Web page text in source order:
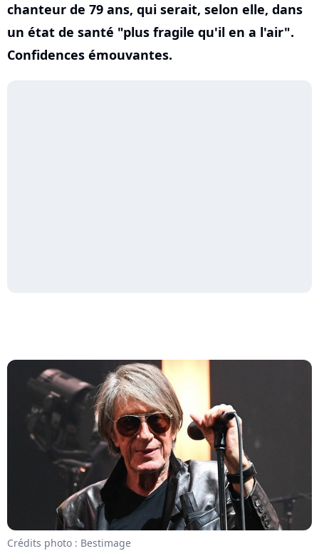
chanteur de 79 ans, qui serait, selon elle, dans
un état de santé "plus fragile qu'il en a l'air".
Confidences émouvantes.
Crédits photo : Bestimage